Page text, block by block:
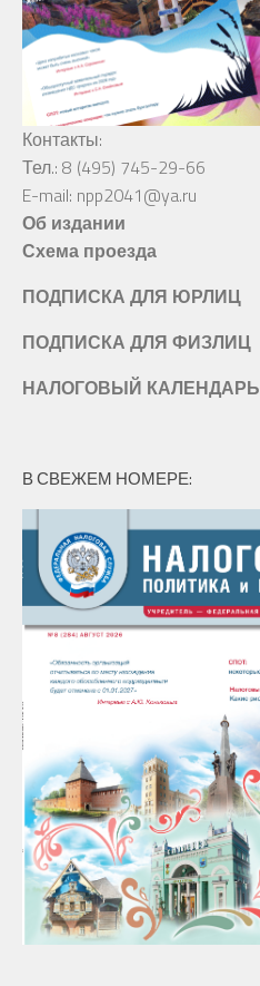
Контакты:
Тел.: 8 (495) 745-29-66
E-mail: npp2041@ya.ru
Об издании
Схема проезда
ПОДПИСКА ДЛЯ ЮРЛИЦ
ПОДПИСКА ДЛЯ ФИЗЛИЦ
НАЛОГОВЫЙ КАЛЕНДАРЬ
В СВЕЖЕМ НОМЕРЕ: